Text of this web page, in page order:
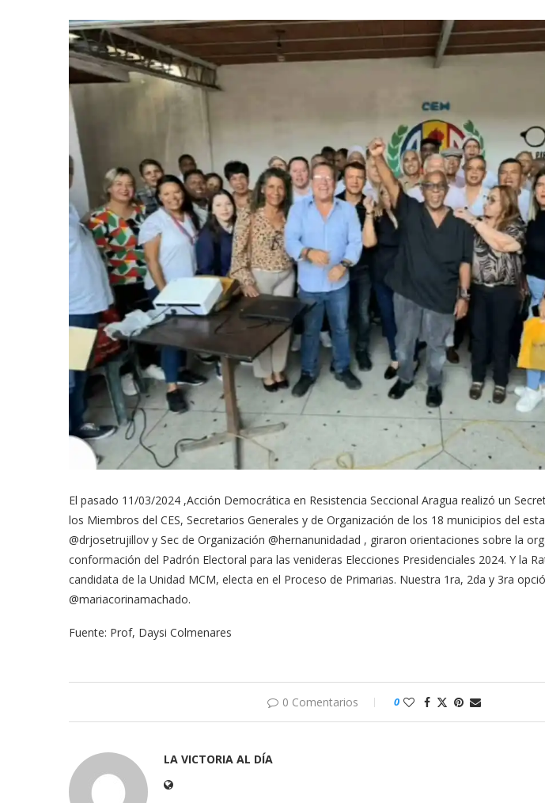
El pasado 11/03/2024 ,Acción Democrática en Resistencia Seccional Aragua realizó un
los Miembros del CES, Secretarios Generales y de Organización de los 18 municipios del
@drjosetrujillov y Sec de Organización @hernanunidadad , giraron orientaciones sobre la
conformación del Padrón Electoral para las venideras Elecciones Presidenciales 2024. Y la
candidata de la Unidad MCM, electa en el Proceso de Primarias. Nuestra 1ra, 2da y 3ra
@mariacorinamachado.
Fuente: Prof, Daysi Colmenares
0 Comentarios 0
LA VICTORIA AL DÍA